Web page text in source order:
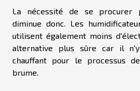
La nécessité de se procurer
diminue donc. Les
utilisent également moins
alternative plus sûre car il
chauffant pour le processus
brume.